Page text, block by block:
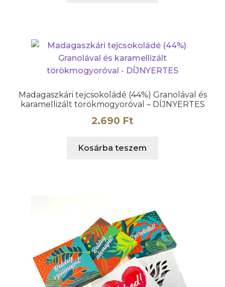
Madagaszkári tejcsokoládé (44%) Granolával és
karamellizált törökmogyoróval – DÍJNYERTES
2.690 Ft
Kosárba teszem